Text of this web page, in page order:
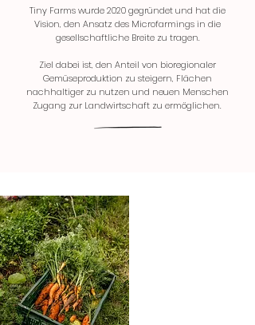
Tiny Farms wurde 2020 gegründet und hat die
Vision, den Ansatz des Microfarmings in die
gesellschaftliche Breite zu tragen.
Ziel dabei ist, den Anteil von bioregionaler
Gemüseproduktion zu steigern, Flächen
nachhaltiger zu nutzen und neuen Menschen
Zugang zur Landwirtschaft zu ermöglichen.